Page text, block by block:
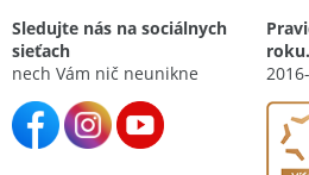
Sledujte nás na sociálnych
sieťach
nech Vám nič neunikne
roku.